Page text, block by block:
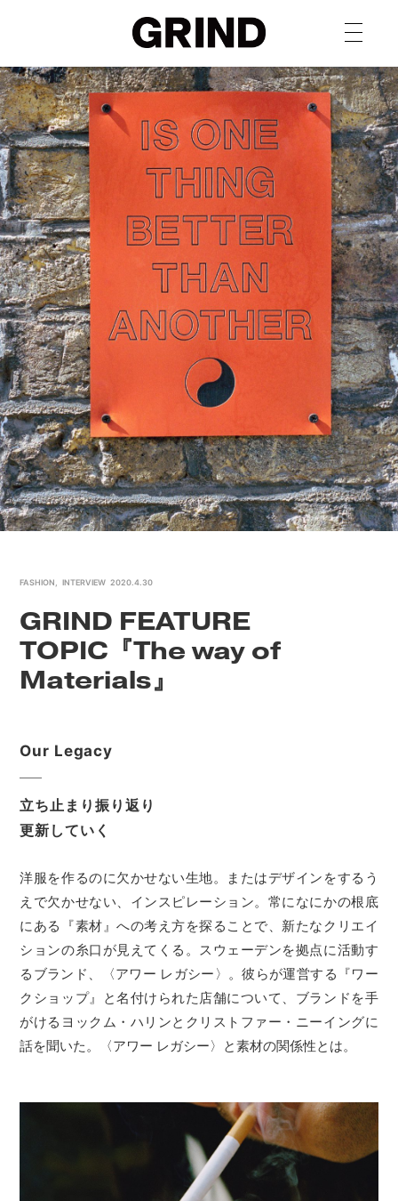
FASHION,INTERVIEW 2020.4.30
GRIND FEATURE
TOPIC『The way of
Materials』
Our Legacy
立ち止まり振り返り
更新していく
洋服を作るのに欠かせない生地。またはデザインをするう
えで欠かせない、インスピレーション。常になにかの根底
にある『素材』への考え方を探ることで、新たなクリエイ
ションの糸口が見えてくる。スウェーデンを拠点に活動す
るブランド、〈アワー レガシー〉。彼らが運営する『ワー
クショップ』と名付けられた店舗について、ブランドを手
がけるヨックム・ハリンとクリストファー・ニーイングに
話を聞いた。〈アワー レガシー〉と素材の関係性とは。